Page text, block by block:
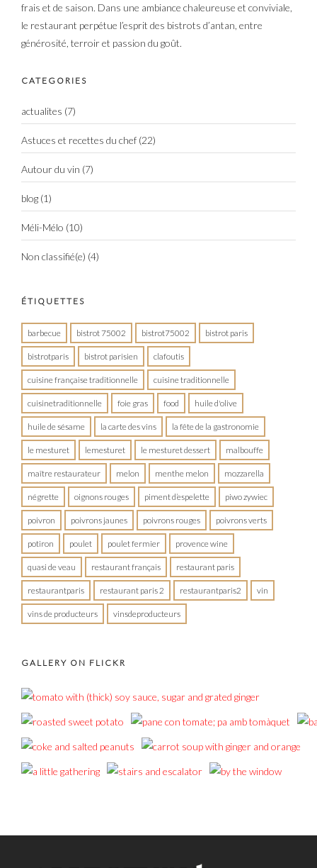
frais et de saison. Dans une ambiance chaleureuse et conviviale,
le restaurant perpétue l’esprit des bistrots d’antan, entre
générosité, terroir et passion du goût.
CATEGORIES
actualites (7)
Astuces et recettes du chef (22)
Autour du vin (7)
blog (1)
Méli-Mélo (10)
Non classifié(e) (4)
ÉTIQUETTES
barbecue bistrot 75002 bistrot75002 bistrot paris
bistrotparis bistrot parisien clafoutis
cuisine française traditionnelle cuisine traditionnelle
cuisinetraditionnelle foie gras food huile d'olive
huile de sésame la carte des vins la fête de la gastronomie
le mesturet lemesturet le mesturet dessert malbouffe
maître restaurateur melon menthe melon mozzarella
négrette oignons rouges piment d’espelette piwo zywiec
poivron poivrons jaunes poivrons rouges poivrons verts
potiron poulet poulet fermier provence wine
quasi de veau restaurant français restaurant paris
restaurantparis restaurant paris 2 restaurantparis2 vin
vins de producteurs vinsdeproducteurs
GALLERY ON FLICKR